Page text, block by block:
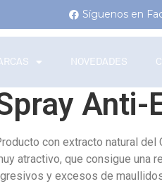
Síguenos en
NOVEDADES
Anti-
con extracto natural del
atractivo, que consigue una
y excesos de